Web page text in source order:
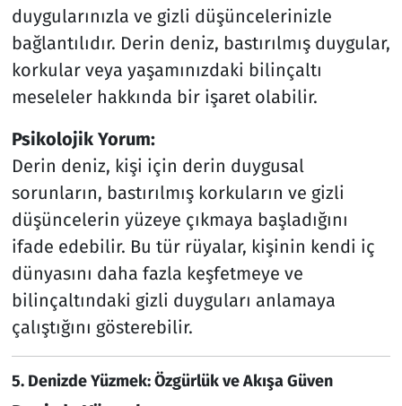
duygularınızla ve gizli düşüncelerinizle
bağlantılıdır. Derin deniz, bastırılmış duygular,
korkular veya yaşamınızdaki bilinçaltı
meseleler hakkında bir işaret olabilir.
Psikolojik Yorum:
Derin deniz, kişi için derin duygusal
sorunların, bastırılmış korkuların ve gizli
düşüncelerin yüzeye çıkmaya başladığını
ifade edebilir. Bu tür rüyalar, kişinin kendi iç
dünyasını daha fazla keşfetmeye ve
bilinçaltındaki gizli duyguları anlamaya
çalıştığını gösterebilir.
5. Denizde Yüzmek: Özgürlük ve Akışa Güven